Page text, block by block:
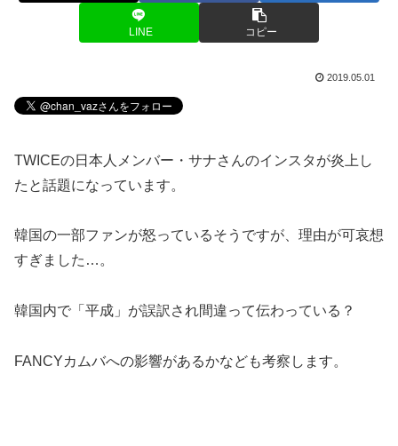
LINE コピー
2019.05.01
TWICEの日本人メンバー・サナさんのインスタが炎上し
たと話題になっています。
韓国の一部ファンが怒っているそうですが、理由が可哀想
すぎました…。
韓国内で「平成」が誤訳され間違って伝わっている？
FANCYカムバへの影響があるかなども考察します。